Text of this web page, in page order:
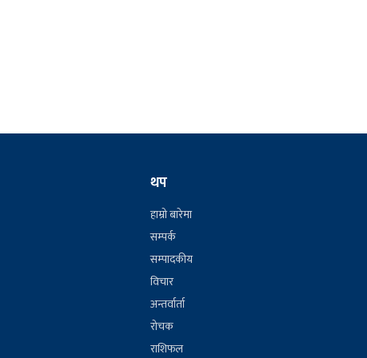
थप
हाम्रो बारेमा
सम्पर्क
सम्पादकीय
विचार
अन्तर्वार्ता
रोचक
राशिफल